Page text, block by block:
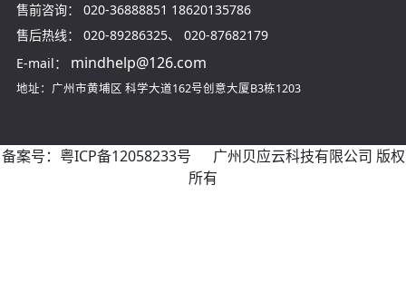
售前咨询： 020-36888851 18620135786
售后热线：
020-89286325、 020-87682179
E-mail：
mindhelp@126.com
地址：广州市黄埔区 科学大道162号创意大厦B3栋1203
备案号： 粤ICP备12058233号 广州贝应云科技有限公司 版权
所有